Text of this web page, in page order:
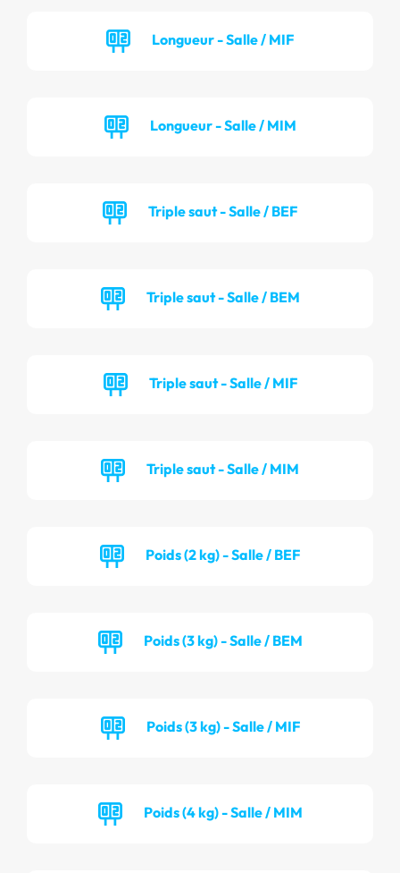
Longueur - Salle / MIF
Longueur - Salle / MIM
Triple saut - Salle / BEF
Triple saut - Salle / BEM
Triple saut - Salle / MIF
Triple saut - Salle / MIM
Poids (2 kg) - Salle / BEF
Poids (3 kg) - Salle / BEM
Poids (3 kg) - Salle / MIF
Poids (4 kg) - Salle / MIM